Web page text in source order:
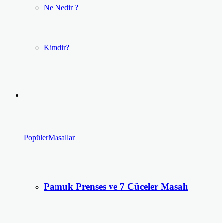
Ne Nedir ?
Kimdir?
PopülerMasallar
Pamuk Prenses ve 7 Cüceler Masalı